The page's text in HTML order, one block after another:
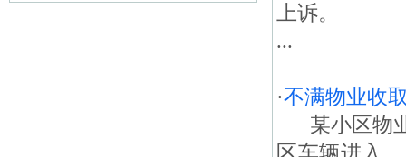
上诉。
...
·不满物业收
某小区物业